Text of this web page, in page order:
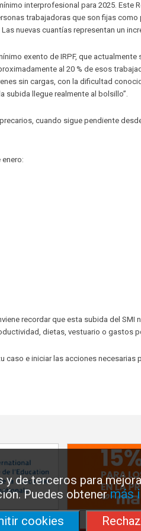
de terceros para
Puedes obtenermás
cookies
interprofesional para 2025. Este
trabajadoras que son fijas como
nuevas cuantías representan un
exento de IRPF, que actualmente
al 20 % de esos
sin cargas, con la dificultad
subida llegue realmente al bolsillo”.
cuando sigue pendiente
recordar que esta subida del SMI
dietas, vestuario o gastos
caso e iniciar las acciones necesarias